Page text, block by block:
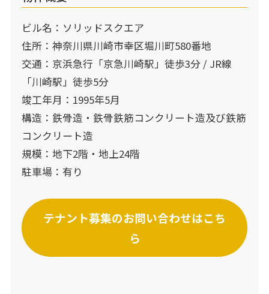
ビル名：ソリッドスクエア
住所：神奈川県川崎市幸区堀川町580番地
交通：京浜急行「京急川崎駅」徒歩3分 / JR線
「川崎駅」徒歩5分
竣工年月：1995年5月
構造：鉄骨造・鉄骨鉄筋コンクリート造及び鉄筋
コンクリート造
規模：地下2階・地上24階
駐車場：有り
テナント募集のお問い合わせはこち
ら